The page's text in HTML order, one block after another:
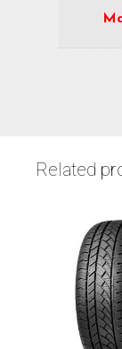
Related